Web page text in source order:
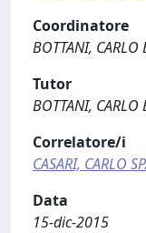
Coordinatore
BOTTANI, CARLO
Tutor
BOTTANI, CARLO
Correlatore/i
CASARI, CARLO
Data
15-dic-2015